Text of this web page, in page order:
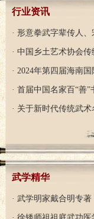
行业资讯
· 形意拳武字辈传人
· 中国乡土艺术协会
· 2024年第四届海南
· 首届中国名家百“善”
· 关于新时代传统武
武学精华
· 武学明家戴合明专著